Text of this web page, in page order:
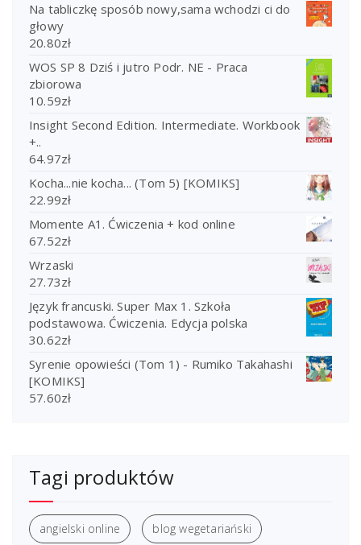
Na tabliczkę sposób nowy,sama wchodzi ci do
głowy
20.80zł
WOS SP 8 Dziś i jutro Podr. NE - Praca
zbiorowa
10.59zł
Insight Second Edition. Intermediate. Workbook
+..
64.97zł
Kocha...nie kocha... (Tom 5) [KOMIKS]
22.99zł
Momente A1. Ćwiczenia + kod online
67.52zł
Wrzaski
27.73zł
Język francuski. Super Max 1. Szkoła
podstawowa. Ćwiczenia. Edycja polska
30.62zł
Syrenie opowieści (Tom 1) - Rumiko Takahashi
[KOMIKS]
57.60zł
Tagi produktów
angielski online blog wegetariański